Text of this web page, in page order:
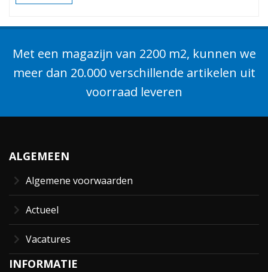
Met een magazijn van 2200 m2, kunnen we
meer dan 20.000 verschillende artikelen uit
voorraad leveren
ALGEMEEN
Algemene voorwaarden
Actueel
Vacatures
INFORMATIE